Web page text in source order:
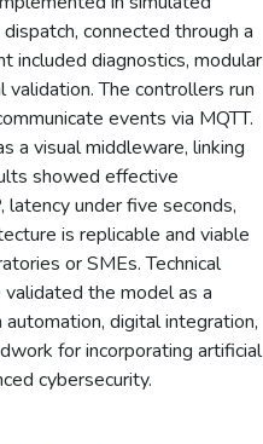
connected through a
included diagnostics, modular
validation. The controllers run
events via MQTT.
a visual middleware, linking
showed effective
under five seconds,
is replicable and viable
or SMEs. Technical
the model as a
digital integration,
for incorporating artificial
cybersecurity.